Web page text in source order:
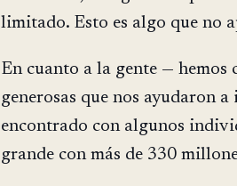
limitado. Esto es algo que no
En cuanto a la gente — hemos
generosas que nos ayudaron
encontrado con algunos
grande con más de 330